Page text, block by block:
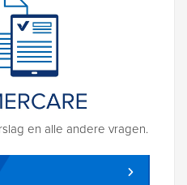
en alle andere vragen.